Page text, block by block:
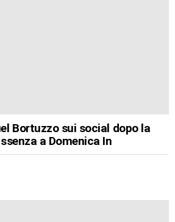
Bortuzzo sui social dopo la
a Domenica In